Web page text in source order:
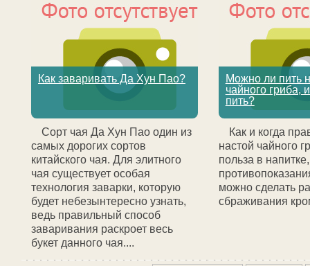
Как заваривать Да Хун Пао?
Сорт чая Да Хун Пао один из
самых дорогих сортов
китайского чая. Для элитного
чая существует особая
технология заварки, которую
будет небезынтересно узнать,
ведь правильный способ
заваривания раскроет весь
букет данного чая....
Можно ли пить
чайного гриба,
пить?
Как и когда
настой чайного
польза в
можно сделать
сбраживания